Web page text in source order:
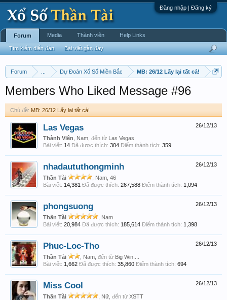
Đăng nhập | Đăng ký
Forum Dự Đoán Xổ Số Miền Bắc MB: 26/12 Lấy lại tất cả!
Members Who Liked Message #96
Chủ đề: MB: 26/12 Lấy lại tất cả!
26/12/13
Las Vegas
Thành Viên , Nam, đến từ Las Vegas
Bài viết: 14 Đã được thích: 304 Điểm thành tích: 359
26/12/13
nhadaututhongminh
Thần Tài
, Nam, 46
Bài viết: 14,381 Đã được thích: 267,588 Điểm thành tích: 1,094
26/12/13
phongsuong
Thần Tài
, Nam
Bài viết: 20,984 Đã được thích: 185,614 Điểm thành tích: 1,398
26/12/13
Phuc-Loc-Tho
Thần Tài , Nam, đến từ Big Win....
Bài viết: 1,662 Đã được thích: 35,860 Điểm thành tích: 694
26/12/13
Miss Cool
Thần Tài , Nữ, đến từ XSTT
Forum
Tìm kiếm diễn đàn Bài viết gần đây
Media Thành viên Help Links